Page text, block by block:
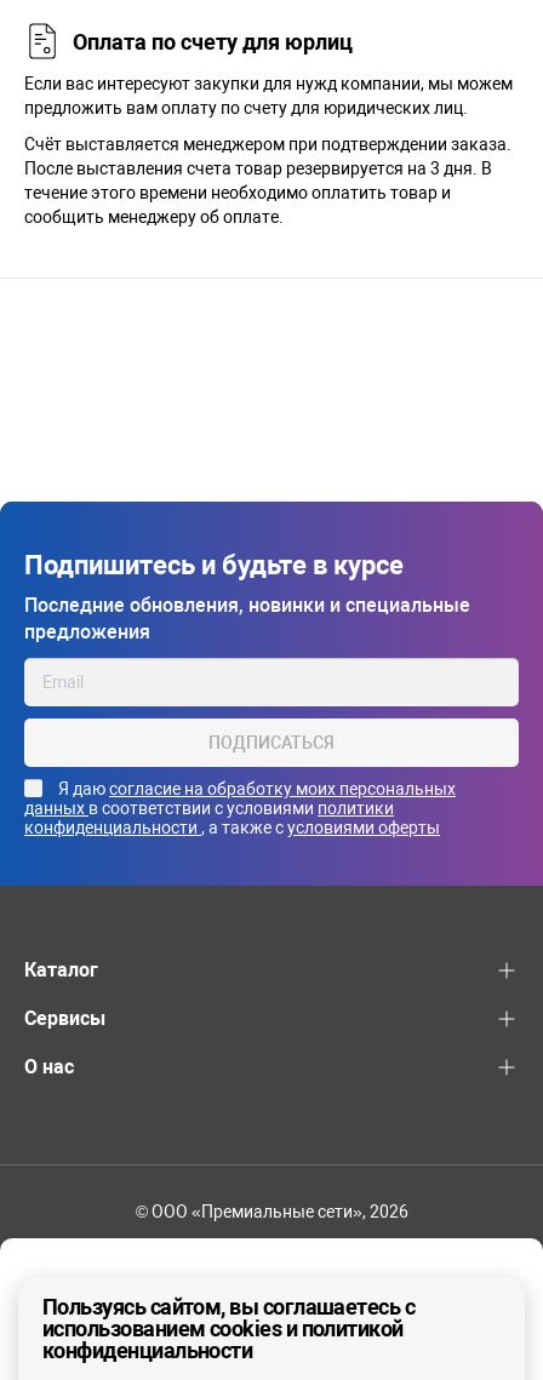
ДА, ВЕРНО
Оплата по счету для юрлиц
Если вас интересуют закупки для нужд компании, мы можем
предложить вам оплату по счету для юридических лиц.
Счёт выставляется менеджером при подтверждении заказа.
После выставления счета товар резервируется на 3 дня. В
течение этого времени необходимо оплатить товар и
сообщить менеджеру об оплате.
Подпишитесь и будьте в курсе
Последние обновления, новинки и специальные
предложения
ПОДПИСАТЬСЯ
Я даюсогласие на обработку моих персональных
данных в соответствии с условиями политики
конфиденциальности , а также сусловиями оферты
Каталог
Сервисы
О нас
© ООО «Премиальные сети», 2026
Пользуясь сайтом, вы соглашаетесь с
использованием cookies и политикой
конфиденциальности